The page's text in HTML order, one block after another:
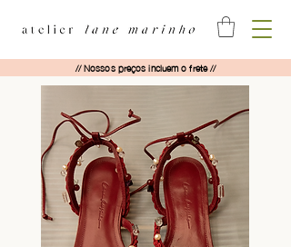
// Nossos preços incluem o frete //